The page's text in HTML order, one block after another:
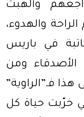
وألهبت
والهدوء،
في باريس
ومن
فـ”الراوية”
خرّبت حياة كل